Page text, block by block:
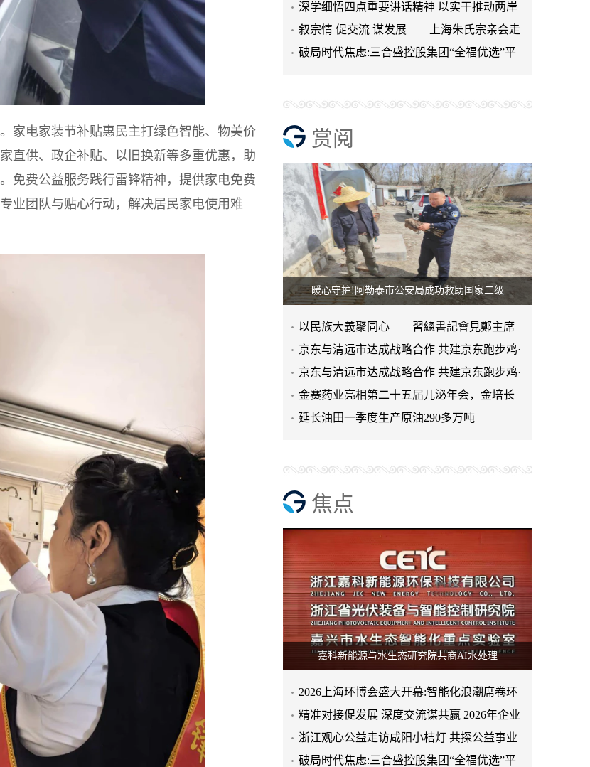
家电家装节补贴惠民主打绿色智能、物美价
直供、政企补贴、以旧换新等多重优惠，助
免费公益服务践行雷锋精神，提供家电免费
业团队与贴心行动，解决居民家电使用难
程有限公司发展纪实
深学细悟四点重要讲话精神 以实干推动两岸
融合发展
叙宗情 促交流 谋发展——上海朱氏宗亲会走
进上海晨烨家具有限公
破局时代焦虑:三合盛控股集团“全福优选”平
赏阅
暖心守护!阿勒泰市公安局成功救助国家二级
以民族大義聚同心——習總書記會見鄭主席
提出兩岸關系四點重要意
京东与清远市达成战略合作 共建京东跑步鸡·
清远鸡标准体系
京东与清远市达成战略合作 共建京东跑步鸡·
清远鸡标准体系
金赛药业亮相第二十五届儿泌年会，金培长
效生长激素成临床优选
延长油田一季度生产原油290多万吨
焦点
嘉科新能源与水生态研究院共商AI水处理
2026上海环博会盛大开幕:智能化浪潮席卷环
保产业
精准对接促发展 深度交流谋共赢 2026年企业
投融资交流活动第二
浙江观心公益走访咸阳小桔灯 共探公益事业
可持续发展新路径
破局时代焦虑:三合盛控股集团“全福优选”平
天空实业与香港理工大学筹建载人通航飞机
研究院
绿动珠城 向淮而生 ——安徽淮海园林绿化工
程有限公司发展纪实
深学细悟四点重要讲话精神 以实干推动两岸